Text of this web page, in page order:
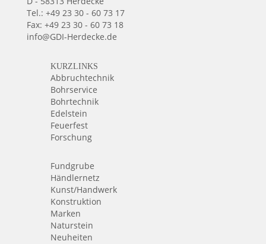
Tel.: +49 23 30 - 60 73 17
Fax: +49 23 30 - 60 73 18
info@GDI-Herdecke.de
KURZLINKS
Abbruchtechnik
Bohrservice
Bohrtechnik
Edelstein
Feuerfest
Forschung
Fundgrube
Händlernetz
Kunst/Handwerk
Konstruktion
Marken
Naturstein
Neuheiten